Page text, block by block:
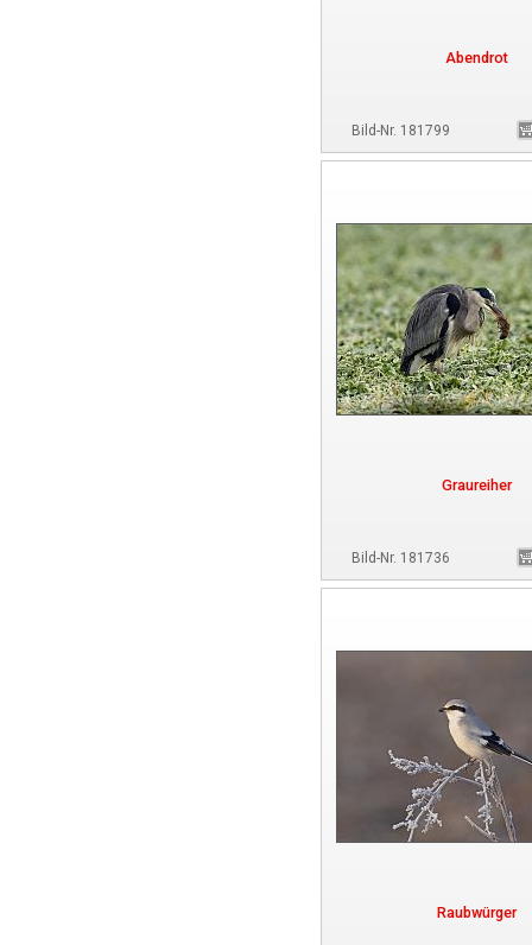
Abendrot
Bild-Nr. 181799
Graureiher
Bild-Nr. 181736
Raubwürger